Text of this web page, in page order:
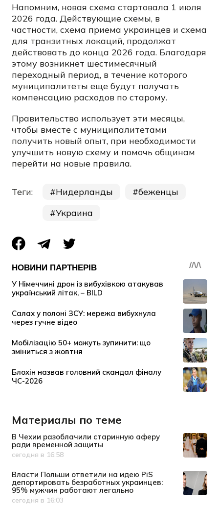
Напомним, новая схема стартовала 1 июля
2026 года. Действующие схемы, в
частности, схема приема украинцев и схема
для транзитных локаций, продолжат
действовать до конца 2026 года. Благодаря
этому возникнет шестимесячный
переходный период, в течение которого
муниципалитеты еще будут получать
компенсацию расходов по старому.
Правительство использует эти месяцы,
чтобы вместе с муниципалитетами
получить новый опыт, при необходимости
улучшить новую схему и помочь общинам
перейти на новые правила.
Теги: Нидерланды
беженцы
Украина
Материалы по теме
В Чехии разоблачили старинную аферу
ради временной защиты
Дата публикации
сегодня в 16:58
Власти Польши ответили на идею PiS
депортировать безработных украинцев:
95% мужчин работают легально
Дата публикации
сегодня в 16:03